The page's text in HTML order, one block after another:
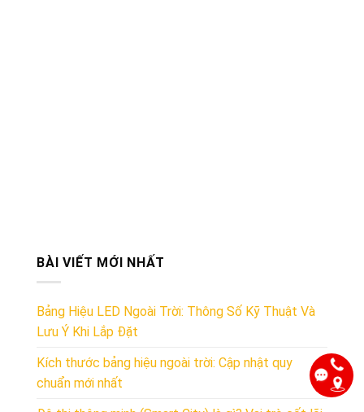
BÀI VIẾT MỚI NHẤT
Bảng Hiệu LED Ngoài Trời: Thông Số Kỹ Thuật Và
Lưu Ý Khi Lắp Đặt
Kích thước bảng hiệu ngoài trời: Cập nhật quy
chuẩn mới nhất